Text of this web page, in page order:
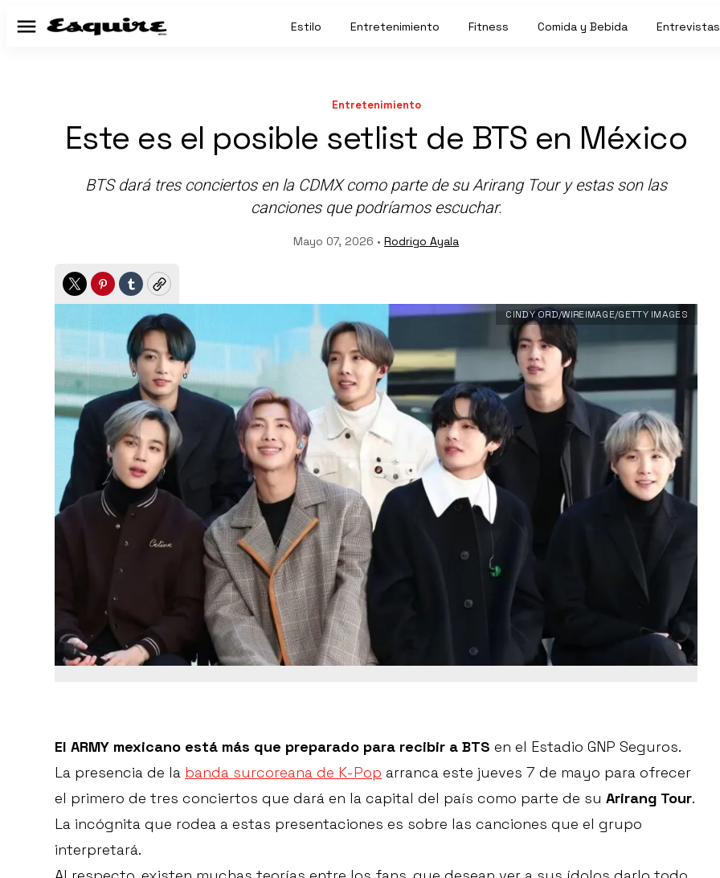
Menú Estilo Entretenimiento Fitness Comida y Bebida Entrevistas
Entretenimiento
Este es el posible setlist de BTS en México
BTS dará tres conciertos en la CDMX como parte de su Arirang Tour y estas son las
canciones que podríamos escuchar.
Mayo 07, 2026 • Rodrigo Ayala
TwitterPinterest
TumblrCopy
CINDY ORD/WIREIMAGE/GETTY IMAGES
El ARMY mexicano está más que preparado para recibir a BTS en el Estadio GNP Seguros.
La presencia de la banda surcoreana de K-Pop arranca este jueves 7 de mayo para ofrecer
el primero de tres conciertos que dará en la capital del país como parte de su Arirang Tour.
La incógnita que rodea a estas presentaciones es sobre las canciones que el grupo
interpretará.